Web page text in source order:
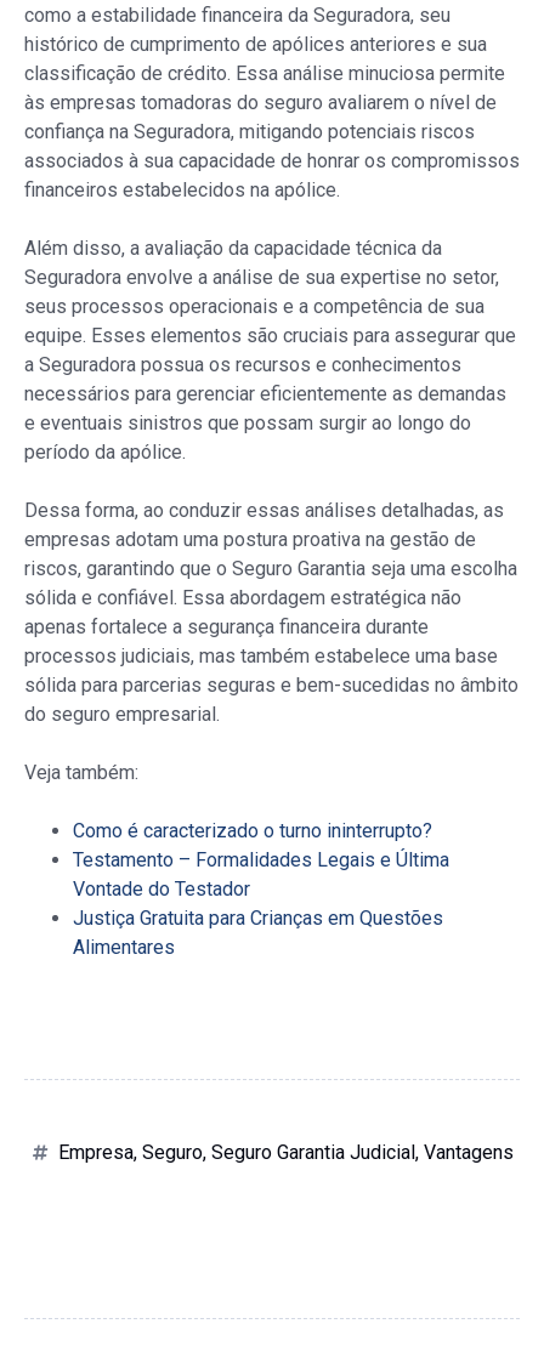
como a estabilidade financeira da Seguradora, seu
histórico de cumprimento de apólices anteriores e sua
classificação de crédito. Essa análise minuciosa permite
às empresas tomadoras do seguro avaliarem o nível de
confiança na Seguradora, mitigando potenciais riscos
associados à sua capacidade de honrar os compromissos
financeiros estabelecidos na apólice.
Além disso, a avaliação da capacidade técnica da
Seguradora envolve a análise de sua expertise no setor,
seus processos operacionais e a competência de sua
equipe. Esses elementos são cruciais para assegurar que
a Seguradora possua os recursos e conhecimentos
necessários para gerenciar eficientemente as demandas
e eventuais sinistros que possam surgir ao longo do
período da apólice.
Dessa forma, ao conduzir essas análises detalhadas, as
empresas adotam uma postura proativa na gestão de
riscos, garantindo que o Seguro Garantia seja uma escolha
sólida e confiável. Essa abordagem estratégica não
apenas fortalece a segurança financeira durante
processos judiciais, mas também estabelece uma base
sólida para parcerias seguras e bem-sucedidas no âmbito
do seguro empresarial.
Veja também:
Como é caracterizado o turno ininterrupto?
Testamento – Formalidades Legais e Última
Vontade do Testador
Justiça Gratuita para Crianças em Questões
Alimentares
Empresa, Seguro, Seguro Garantia Judicial , Vantagens